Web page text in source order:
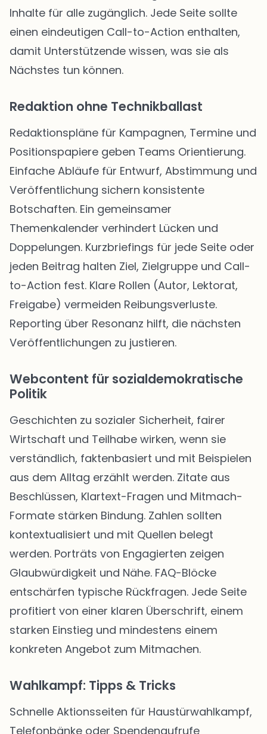
Inhalte für alle zugänglich. Jede Seite sollte
einen eindeutigen Call-to-Action enthalten,
damit Unterstützende wissen, was sie als
Nächstes tun können.
Redaktion ohne Technikballast
Redaktionspläne für Kampagnen, Termine und
Positionspapiere geben Teams Orientierung.
Einfache Abläufe für Entwurf, Abstimmung und
Veröffentlichung sichern konsistente
Botschaften. Ein gemeinsamer
Themenkalender verhindert Lücken und
Doppelungen. Kurzbriefings für jede Seite oder
jeden Beitrag halten Ziel, Zielgruppe und Call-
to-Action fest. Klare Rollen (Autor, Lektorat,
Freigabe) vermeiden Reibungsverluste.
Reporting über Resonanz hilft, die nächsten
Veröffentlichungen zu justieren.
Webcontent für sozialdemokratische
Politik
Geschichten zu sozialer Sicherheit, fairer
Wirtschaft und Teilhabe wirken, wenn sie
verständlich, faktenbasiert und mit Beispielen
aus dem Alltag erzählt werden. Zitate aus
Beschlüssen, Klartext-Fragen und Mitmach-
Formate stärken Bindung. Zahlen sollten
kontextualisiert und mit Quellen belegt
werden. Porträts von Engagierten zeigen
Glaubwürdigkeit und Nähe. FAQ-Blöcke
entschärfen typische Rückfragen. Jede Seite
profitiert von einer klaren Überschrift, einem
starken Einstieg und mindestens einem
konkreten Angebot zum Mitmachen.
Wahlkampf: Tipps & Tricks
Schnelle Aktionsseiten für Haustürwahlkampf,
Telefonbänke oder Spendenaufrufe